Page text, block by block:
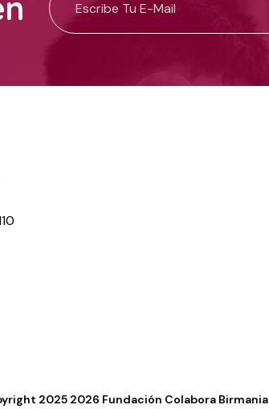
2025 2026 Fundación Colabora Birmania